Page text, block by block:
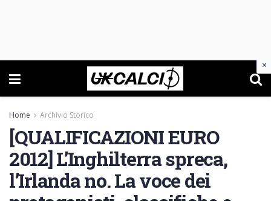
Home Archivio Storico
[QUALIFICAZIONI EURO
2012] L’Inghilterra spreca,
l’Irlanda no. La voce dei
×